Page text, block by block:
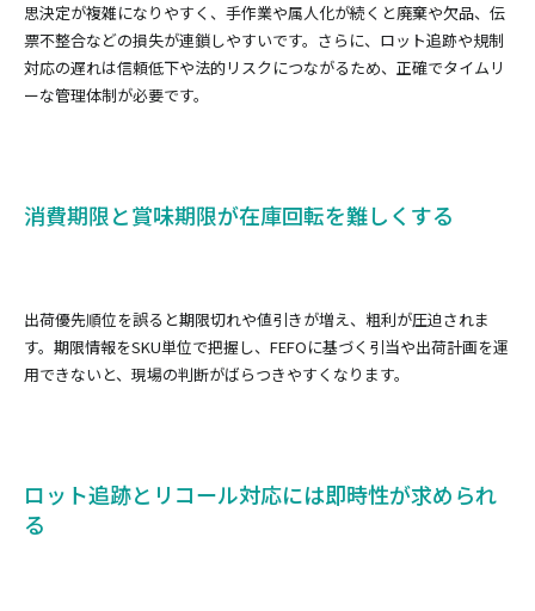
思決定が複雑になりやすく、手作業や属人化が続くと廃棄や欠品、伝
票不整合などの損失が連鎖しやすいです。さらに、ロット追跡や規制
対応の遅れは信頼低下や法的リスクにつながるため、正確でタイムリ
ーな管理体制が必要です。
消費期限と賞味期限が在庫回転を難しくする
出荷優先順位を誤ると期限切れや値引きが増え、粗利が圧迫されま
す。期限情報をSKU単位で把握し、FEFOに基づく引当や出荷計画を運
用できないと、現場の判断がばらつきやすくなります。
ロット追跡とリコール対応には即時性が求められ
る